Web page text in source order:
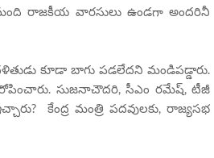
రాజకీయ వారసులు ఉండగా అందరినీ
కూడా బాగు పడలేదని మండిపడ్డారు.
సుజనాచౌదరి, సీఎం రమేష్, టీజీ
కేంద్ర మంత్రి పదవులకు, రాజ్యసభ